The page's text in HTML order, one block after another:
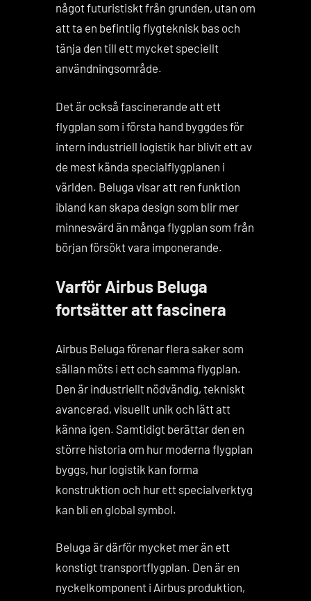
något futuristiskt från grunden, utan om
att ta en befintlig flygteknisk bas och
tänja den till ett mycket speciellt
användningsområde.
Det är också fascinerande att ett
flygplan som i första hand byggdes för
intern industriell logistik har blivit ett av
de mest kända specialflygplanen i
världen. Beluga visar att ren funktion
ibland kan skapa design som blir mer
minnesvärd än många flygplan som från
början försökt vara imponerande.
Varför Airbus Beluga
fortsätter att fascinera
Airbus Beluga förenar flera saker som
sällan möts i ett och samma flygplan.
Den är industriellt nödvändig, tekniskt
avancerad, visuellt unik och lätt att
känna igen. Samtidigt berättar den en
större historia om hur moderna flygplan
byggs, hur logistik kan forma
konstruktion och hur ett specialverktyg
kan bli en global symbol.
Beluga är därför mycket mer än ett
konstigt transportflygplan. Den är en
nyckelkomponent i Airbus produktion,